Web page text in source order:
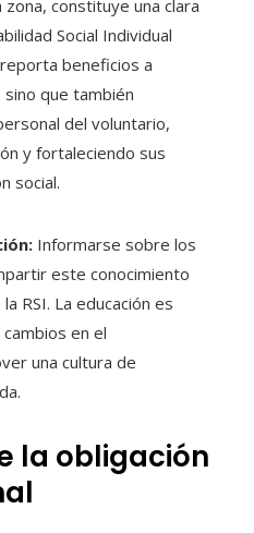
constituye una clara
Social Individual
beneficios a
que también
del voluntario,
y fortaleciendo sus
social.
Informarse sobre los
este conocimiento
RSI. La educación es
en el
una cultura de
la obligación